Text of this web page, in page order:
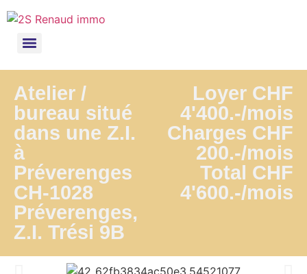
Atelier /
bureau situé
dans une Z.I.
à
Préverenges
CH-1028
Préverenges,
Z.I. Trési 9B
Loyer CHF
4'400.-/mois
Charges CHF
200.-/mois
Total CHF
4'600.-/mois